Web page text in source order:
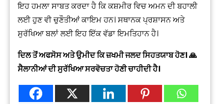
ਇਹ ਹਮਲਾ ਸਾਬਤ ਕਰਦਾ ਹੈ ਕਿ ਕਸ਼ਮੀਰ ਵਿਚ ਅਮਨ ਦੀ ਬਹਾਲੀ
ਲਈ ਹੁਣ ਵੀ ਚੁਣੌਤੀਆਂ ਕਾਇਮ ਹਨ। ਸਥਾਨਕ ਪ੍ਰਸ਼ਾਸਨ ਅਤੇ
ਸੁਰੱਖਿਆ ਬਲਾਂ ਲਈ ਇਹ ਇੱਕ ਵੱਡਾ ਇਮਤਿਹਾਨ ਹੈ।
ਦਿਲ ਤੋਂ ਅਫਸੋਸ ਅਤੇ ਉਮੀਦ ਕਿ ਜ਼ਖਮੀ ਜਲਦ ਸਿਹਤਯਾਬ ਹੋਣ। 🙏
ਸੈਲਾਨੀਆਂ ਦੀ ਸੁਰੱਖਿਆ ਸਰਵੋਚਤਾ ਹੋਣੀ ਚਾਹੀਦੀ ਹੈ।